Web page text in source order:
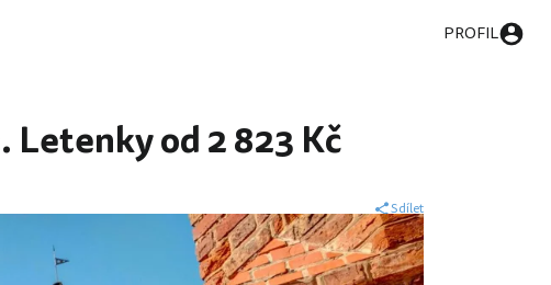
PROFIL
od 2 823 Kč
Sdílet